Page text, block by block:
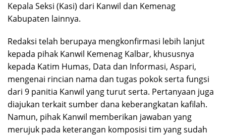
Kepala Seksi (Kasi) dari Kanwil dan Kemenag
Kabupaten lainnya.
Redaksi telah berupaya mengkonfirmasi lebih lanjut
kepada pihak Kanwil Kemenag Kalbar, khususnya
kepada Katim Humas, Data dan Informasi, Aspari,
mengenai rincian nama dan tugas pokok serta fungsi
dari 9 panitia Kanwil yang turut serta. Pertanyaan juga
diajukan terkait sumber dana keberangkatan kafilah.
Namun, pihak Kanwil memberikan jawaban yang
merujuk pada keterangan komposisi tim yang sudah